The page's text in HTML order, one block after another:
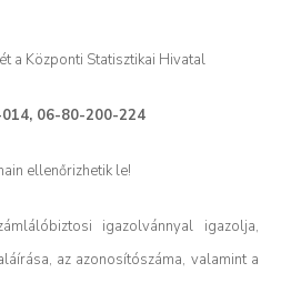
a Központi Statisztikai Hivatal
06-80-200-224
ellenőrizhetik le!
igazolvánnyal igazolja,
az azonosítószáma, valamint a